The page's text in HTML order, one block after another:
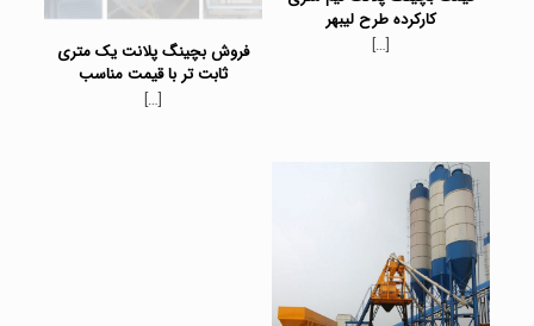
کارکرده طرح لیبهر
[…]
فروش بچینگ پلانت یک متری
ثابت تر با قیمت مناسب
[…]